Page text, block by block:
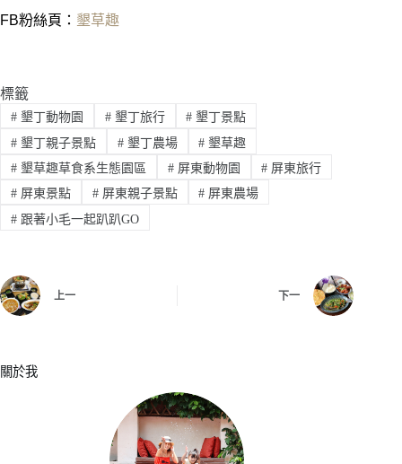
FB粉絲頁： 墾草趣
標籤
#墾丁動物園 #墾丁旅行 # 墾丁景點
#墾丁親子景點 #墾丁農場 # 墾草趣
#墾草趣草食系生態園區 #屏東動物園 # 屏東旅行
#屏東景點 #屏東親子景點 # 屏東農場
#跟著小毛一起趴趴GO
上一 下一
關於我